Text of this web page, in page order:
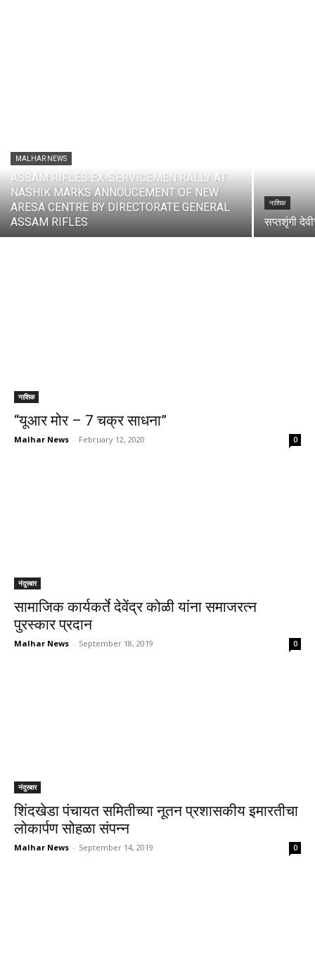
MALHAR NEWS
ASSAM RIFLES EX-SERVICEMEN RALLY AT
NASHIK MARKS ANNOUCEMENT OF NEW
ARESA CENTRE BY DIRECTORATE GENERAL
ASSAM RIFLES
नाशिक
सप्तशृंगी
नाशिक
“यूआर मोर – 7 चक्र साधना”
Malhar News - February 12, 2020 0
नंदुरबार
सामाजिक कार्यकर्ते देवेंद्र कोळी यांना समाजरत्न
पुरस्कार प्रदान
Malhar News - September 18, 2019 0
नंदुरबार
शिंदखेडा पंचायत समितीच्या नूतन प्रशासकीय इमारतीचा
लोकार्पण सोहळा संपन्न
Malhar News - September 14, 2019 0